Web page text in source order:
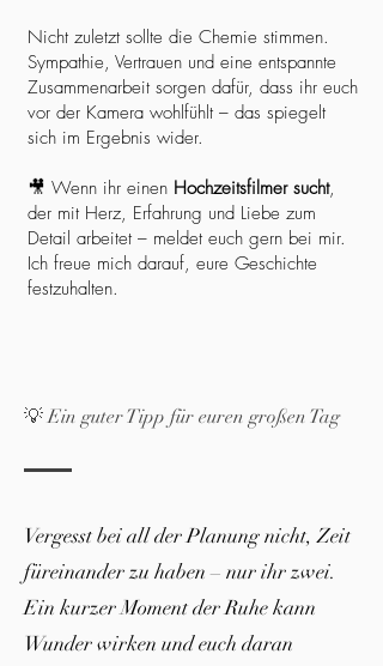
Nicht zuletzt sollte die Chemie stimmen.
Sympathie, Vertrauen und eine entspannte
Zusammenarbeit sorgen dafür, dass ihr euch
vor der Kamera wohlfühlt – das spiegelt
sich im Ergebnis wider.
🎥 Wenn ihr einen Hochzeitsfilmer sucht,
der mit Herz, Erfahrung und Liebe zum
Detail arbeitet – meldet euch gern bei mir.
Ich freue mich darauf, eure Geschichte
festzuhalten.
💡 Ein guter Tipp für euren großen Tag
Vergesst bei all der Planung nicht, Zeit
füreinander zu haben – nur ihr zwei.
Ein kurzer Moment der Ruhe kann
Wunder wirken und euch daran